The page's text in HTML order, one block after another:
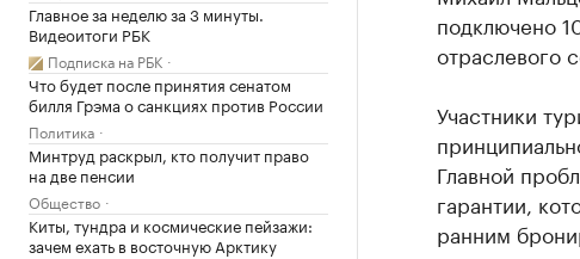
Главное за неделю за 3 минуты.
Видеоитоги РБК
Подписка на РБК
Что будет после принятия сенатом
билля Грэма о санкциях против России
Политика
Минтруд раскрыл, кто получит право
на две пенсии
Общество
Киты, тундра и космические пейзажи:
зачем ехать в восточную Арктику
подключено
отраслевого
Участники
Главной
гарантии,
ранним